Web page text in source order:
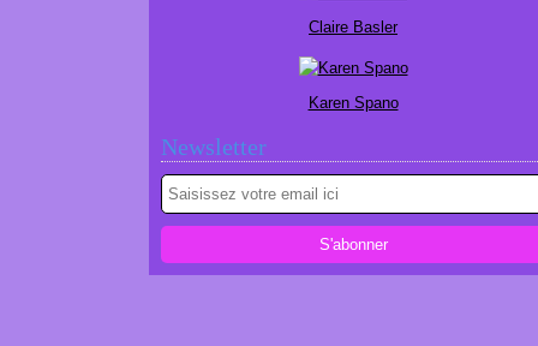
Claire Basler
Karen Spano
Newsletter